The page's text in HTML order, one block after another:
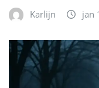
Karlijn jan